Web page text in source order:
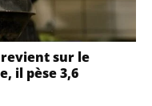
revient sur le
il pèse 3,6